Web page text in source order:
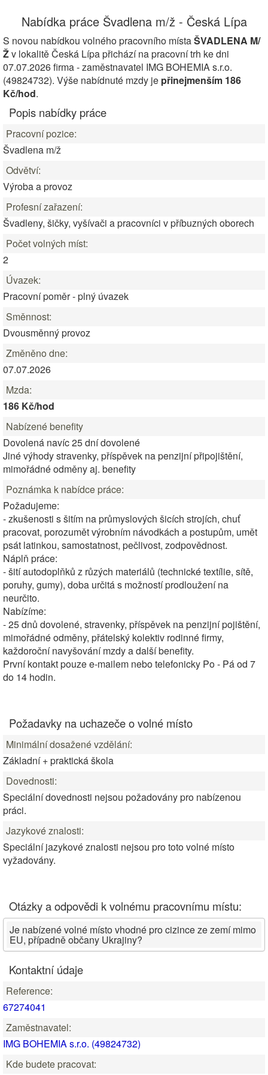
Nabídka práce Švadlena m/ž - Česká Lípa
S novou nabídkou volného pracovního místaŠVADLENA M/
Žv lokalitě Česká Lípa přichází na pracovní trh ke dni
07.07.2026 firma - zaměstnavatel IMG BOHEMIA s.r.o.
(49824732). Výše nabídnuté mzdy je přinejmenším 186
Kč/hod.
Popis nabídky práce
Pracovní pozice:
Švadlena m/ž
Odvětví:
Výroba a provoz
Profesní zařazení:
Švadleny, šičky, vyšívači a pracovníci v příbuzných oborech
Počet volných míst:
2
Úvazek:
Pracovní poměr - plný úvazek
Směnnost:
Dvousměnný provoz
Změněno dne:
07.07.2026
Mzda:
186 Kč/hod
Nabízené benefity
Dovolená navíc 25 dní dovolené
Jiné výhody stravenky, příspěvek na penzijní připojištění,
mimořádné odměny aj. benefity
Poznámka k nabídce práce:
Požadujeme:
- zkušenosti s šitím na průmyslových šicích strojích, chuť
pracovat, porozumět výrobním návodkách a postupům, umět
psát latinkou, samostatnost, pečlivost, zodpovědnost.
Náplň práce:
- šití autodoplňků z růzých materiálů (technické textílie, sítě,
poruhy, gumy), doba určitá s možností prodloužení na
neurčito.
Nabízíme:
- 25 dnů dovolené, stravenky, příspěvek na penzijní pojištění,
mimořádné odměny, přátelský kolektiv rodinné firmy,
každoroční navyšování mzdy a další benefity.
První kontakt pouze e-mailem nebo telefonicky Po - Pá od 7
do 14 hodin.
Požadavky na uchazeče o volné místo
Minimální dosažené vzdělání:
Základní + praktická škola
Dovednosti:
Speciální dovednosti nejsou požadovány pro nabízenou
práci.
Jazykové znalosti:
Speciální jazykové znalosti nejsou pro toto volné místo
vyžadovány.
Otázky a odpovědi k volnému pracovnímu místu:
Je nabízené volné místo vhodné pro cizince ze zemí mimo
EU, případně občany Ukrajiny?
Kontaktní údaje
Reference:
67274041
Zaměstnavatel:
IMG BOHEMIA s.r.o. (49824732)
Kde budete pracovat: